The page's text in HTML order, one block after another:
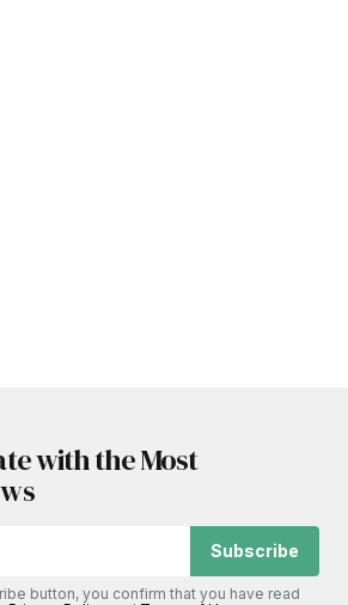
with the Most
Subscribe
button, you confirm that you have read